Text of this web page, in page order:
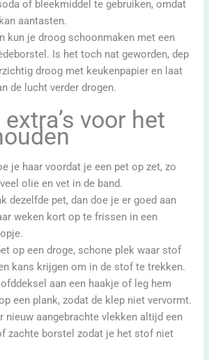
of bleekmiddel te gebruiken, omdat
aantasten.
kun je droog schoonmaken met een
Is het toch nat geworden, dep
droog met keukenpapier en laat
de lucht verder drogen.
voor het
je haar voordat je een pet op zet, zo
olie en vet in de band.
dezelfde pet, dan doe je er goed aan
weken kort op te frissen in een
op een droge, schone plek waar stof
kans krijgen om in de stof te trekken.
aan een haakje of leg hem
een plank, zodat de klep niet vervormt.
nieuw aangebrachte vlekken altijd een
zachte borstel zodat je het stof niet